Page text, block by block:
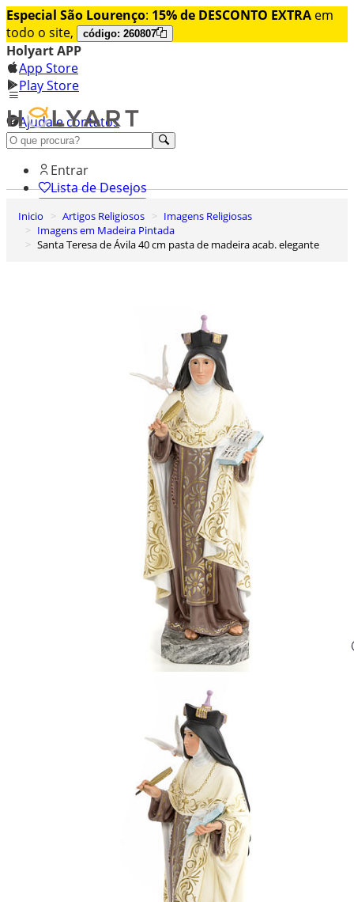
Especial São Lourenço: 15% de DESCONTO EXTRA em
todo o site,
código: 260807
Holyart APP
App Store
Play Store
Ajuda e contatos
Conheça premium
Entrar
Lista de Desejos
0
Carrinho de Compras
Inicio Artigos Religiosos
Imagens Religiosas
Imagens em Madeira Pintada
Santa Teresa de Ávila 40 cm pasta de madeira acab. elegante